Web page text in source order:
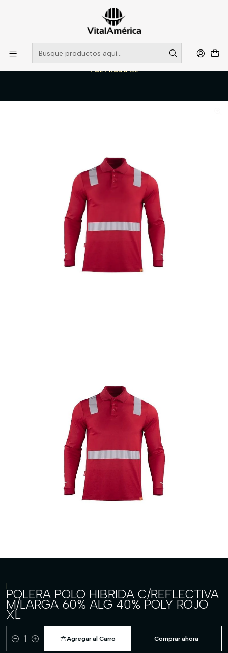
POR SISTEMA FRONTAL SOLO RETIROS EN TIENDA, DESDE
MUCHAS GRACIAS +569 5956 2237
Leer más
Catálogo
VESTIMENTA TECNICA Y CORPORATIVA
POLERAS Y CAMISAS
POLERA POLO HIBRIDA C/REFLECTIVA M/LARGA 60% ALG 40%
POLY ROJO XL
|
POLERA POLO HIBRIDA C/REFLECTIVA
M/LARGA 60% ALG 40% POLY ROJO
XL
Cantidad
Agregar al Carro Comprar ahora